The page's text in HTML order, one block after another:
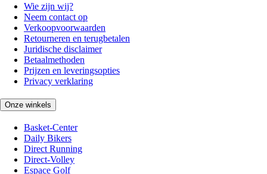
Wie zijn wij?
Neem contact op
Verkoopvoorwaarden
Retourneren en terugbetalen
Juridische disclaimer
Betaalmethoden
Prijzen en leveringsopties
Privacy verklaring
Onze winkels
Basket-Center
Daily Bikers
Direct Running
Direct-Volley
Espace Golf